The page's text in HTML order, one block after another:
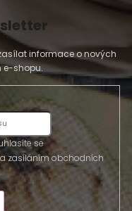
informace o nových
e-shopu.
se
zasíláním obchodních